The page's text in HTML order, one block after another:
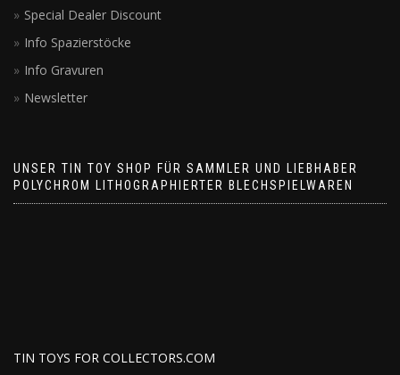
Special Dealer Discount
Info Spazierstöcke
Info Gravuren
Newsletter
UNSER TIN TOY SHOP FÜR SAMMLER UND LIEBHABER
POLYCHROM LITHOGRAPHIERTER BLECHSPIELWAREN
TIN TOYS FOR COLLECTORS.COM